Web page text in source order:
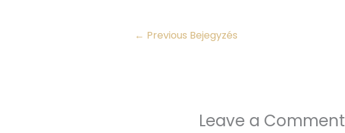
← Previous Bejegyzés
Leave a Comment